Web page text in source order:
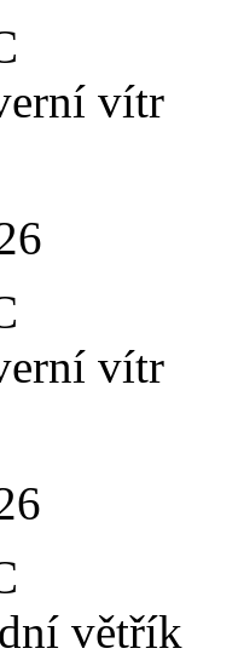
vítr
vítr
větřík